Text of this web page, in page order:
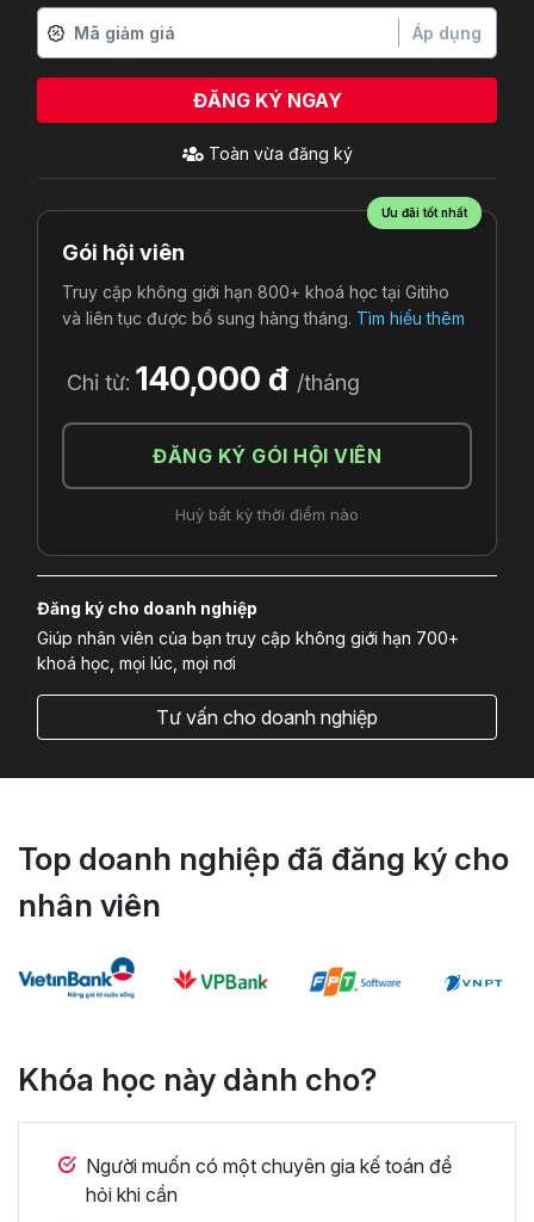
Áp dụng
ĐĂNG KÝ NGAY
Toàn vừa đăng ký
Ưu đãi tốt nhất
Gói hội viên
Truy cập không giới hạn 800+ khoá học tại Gitiho
và liên tục được bổ sung hàng tháng. Tìm hiểu thêm
Chỉ từ: 140,000 đ /tháng
ĐĂNG KÝ GÓI HỘI VIÊN
Huỷ bất kỳ thời điểm nào
Đăng ký cho doanh nghiệp
Giúp nhân viên của bạn truy cập không giới hạn 700+
khoá học, mọi lúc, mọi nơi
Tư vấn cho doanh nghiệp
Top doanh nghiệp đã đăng ký cho
nhân viên
Khóa học này dành cho?
Người muốn có một chuyên gia kế toán để
hỏi khi cần